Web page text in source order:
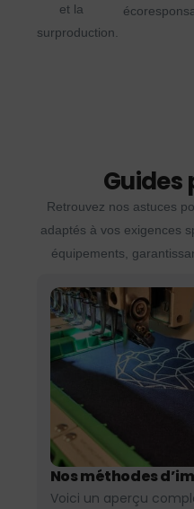
et la
surproduction.
Guides
Retrouvez nos astuces
adaptés à vos exigences
équipements,
Nos méthodes
Voici un aperçu